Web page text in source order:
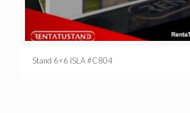
Stand 6×6 ISLA #C804